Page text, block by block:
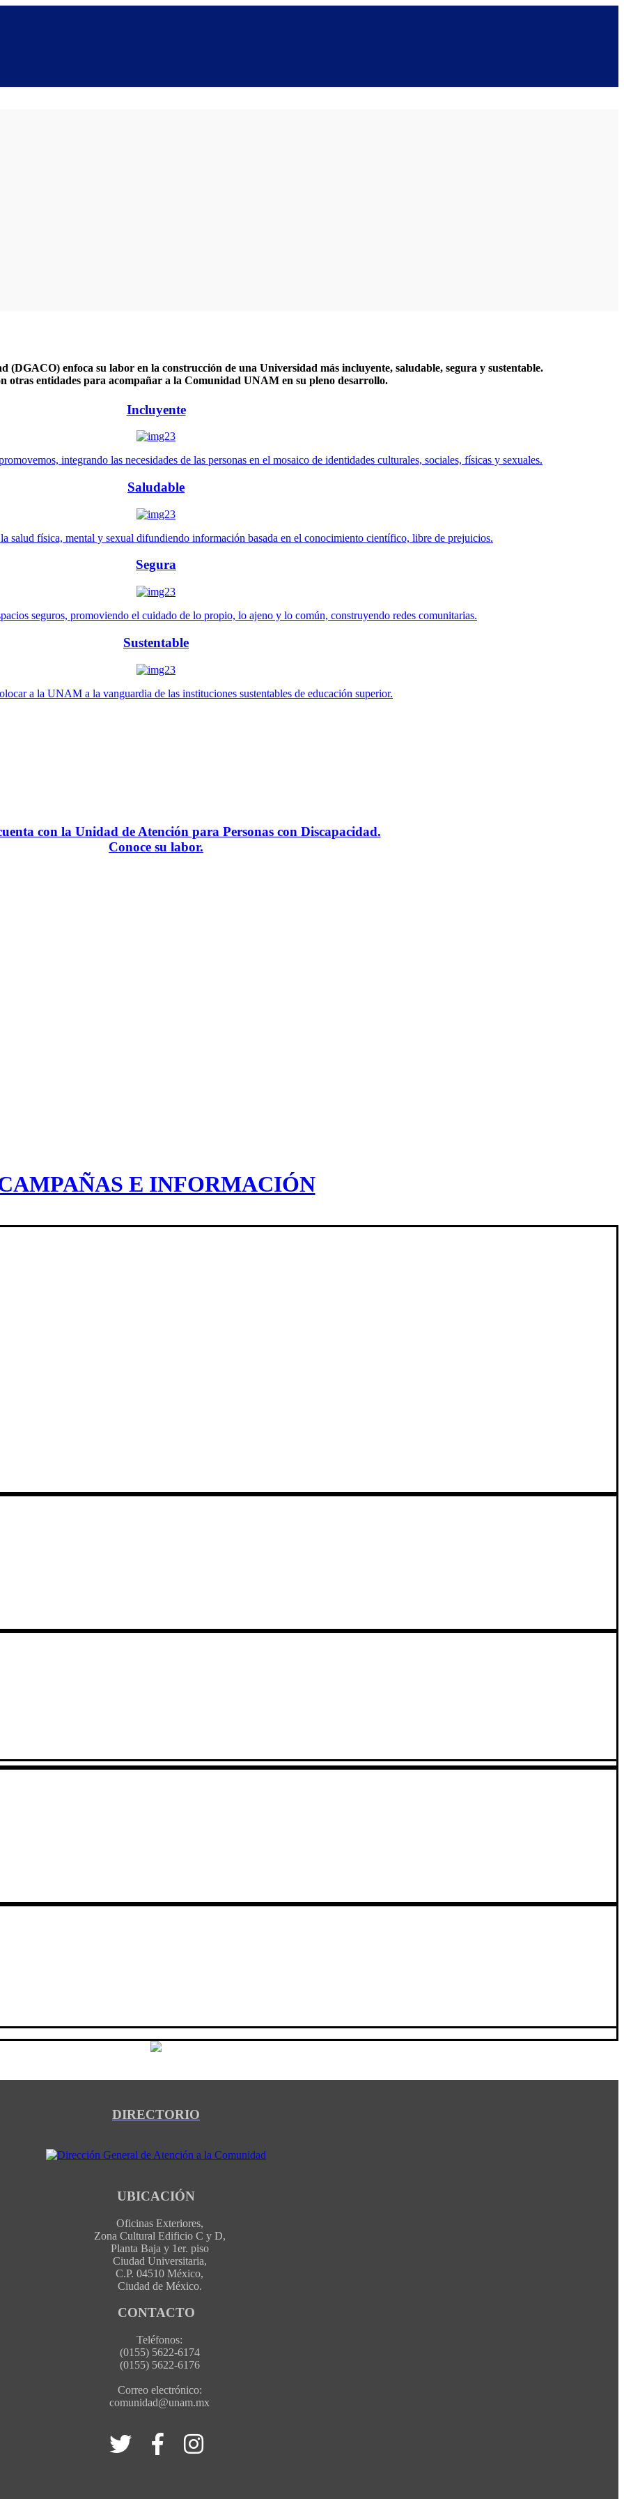
(DGACO) enfoca su labor en la construcción de una Universidad más incluyente, saludable, segura y sustentable.
otras entidades para acompañar a la Comunidad UNAM en su pleno desarrollo.
Incluyente
integrando las necesidades de las personas en el mosaico de identidades culturales, sociales, físicas y sexuales.
Saludable
salud física, mental y sexual difundiendo información basada en el conocimiento científico, libre de prejuicios.
Segura
seguros, promoviendo el cuidado de lo propio, lo ajeno y lo común, construyendo redes comunitarias.
Sustentable
a la UNAM a la vanguardia de las instituciones sustentables de educación superior.
con la Unidad de Atención para Personas con Discapacidad.
Conoce su labor.
E INFORMACIÓN
DIRECTORIO
UBICACIÓN
Oficinas Exteriores,
Zona Cultural Edificio C y D,
Planta Baja y 1er. piso
Ciudad Universitaria,
C.P. 04510 México,
Ciudad de México.
CONTACTO
Teléfonos:
(0155) 5622-6174
(0155) 5622-6176
Correo electrónico:
comunidad@unam.mx